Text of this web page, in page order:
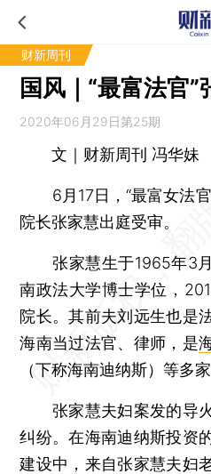
财新周刊
国风｜“最富法官
2020年06月29日第25期
文｜财新周刊 冯华妹
6月17日，“最富女法官
院长张家慧出庭受审。
张家慧生于1965年3月
南政法大学博士学位，
院长。其前夫刘远生也是
海南当过法官、律师，是
（下称海南迪纳斯）等多
张家慧夫妇案发的导火
纠纷。在海南迪纳斯投资
建设中，来自张家慧夫妇